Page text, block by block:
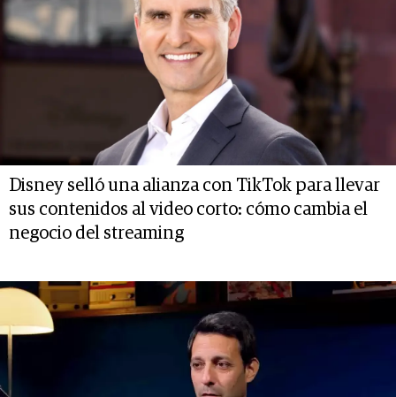
Disney selló una alianza con TikTok para llevar
sus contenidos al video corto: cómo cambia el
negocio del streaming